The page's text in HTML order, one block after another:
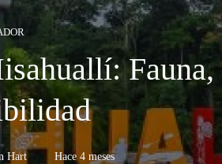
Hart Hace 4 meses